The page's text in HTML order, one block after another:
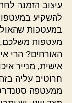
עיצוב הזמנה
להשקיע
במעטפות
מעטפות משלכם,
האורחים? הרי
אישית, מנייר
חרוטים עליה
ממעטפה